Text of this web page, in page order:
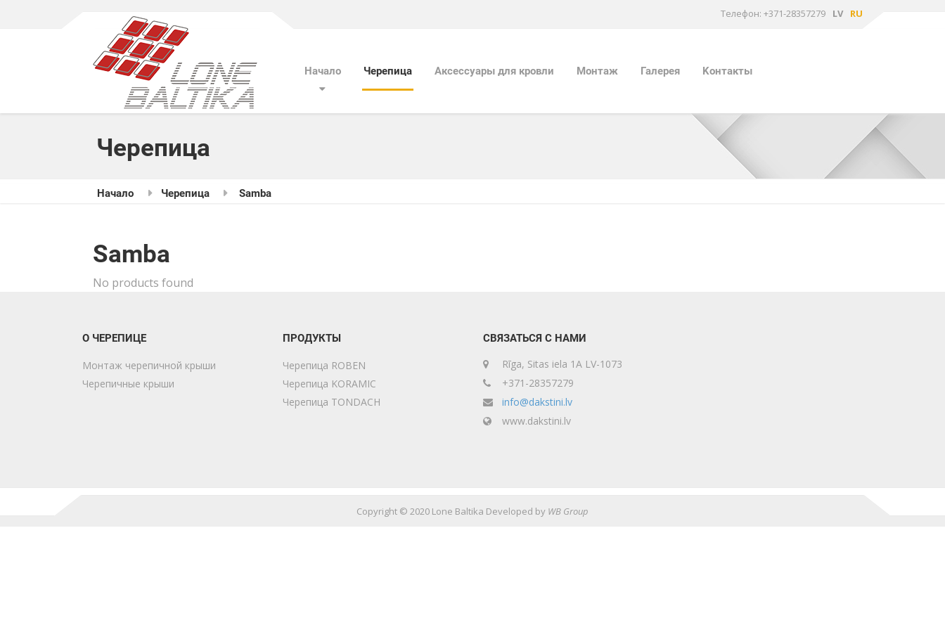
Tелефон: +371-28357279 LV RU
Начало Черепица Aксессуары для кровли Mонтаж Галерея Kонтакты
Черепица
Начало Черепица Samba
Samba
No products found
О ЧЕРЕПИЦЕ
Монтаж черепичной крыши
Черепичные крыши
ПРОДУКТЫ
Черепица ROBEN
Черепица KORAMIC
Черепица TONDACH
СВЯЗАТЬСЯ С НАМИ
Rīga, Sitas iela 1A LV-1073
+371-28357279
info@dakstini.lv
www.dakstini.lv
Copyright © 2020 Lone Baltika Developed by WB Group